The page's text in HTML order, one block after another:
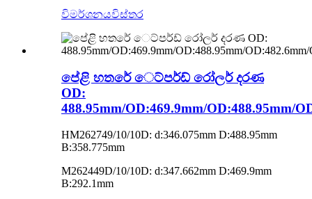
විමර්ශනයවිස්තර
පේළි හතරේ ෙට්පර්ඩ් රෝලර් දරණ
OD:
488.95mm/OD:469.9mm/OD:488.95mm/
HM262749/10/10D: d:346.075mm D:488.95mm
B:358.775mm
M262449D/10/10D: d:347.662mm D:469.9mm
B:292.1mm